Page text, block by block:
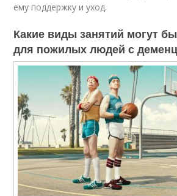
ему поддержку и уход.
Какие виды занятий могут
для пожилых людей с